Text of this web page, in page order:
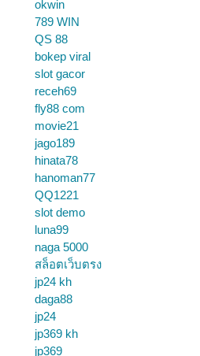
okwin
789 WIN
QS 88
bokep viral
slot gacor
receh69
fly88 com
movie21
jago189
hinata78
hanoman77
QQ1221
slot demo
luna99
naga 5000
สล็อตเว็บตรง
jp24 kh
daga88
jp24
jp369 kh
jp369